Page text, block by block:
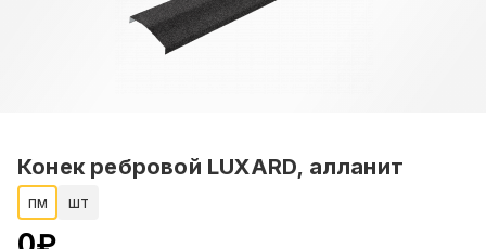
Конек ребровой LUXARD, алланит
пм шт